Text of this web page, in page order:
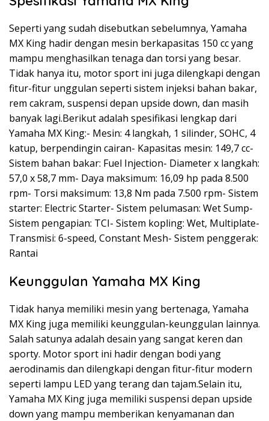
Seperti yang sudah disebutkan sebelumnya, Yamaha
MX King hadir dengan mesin berkapasitas 150 cc yang
mampu menghasilkan tenaga dan torsi yang besar.
Tidak hanya itu, motor sport ini juga dilengkapi dengan
fitur-fitur unggulan seperti sistem injeksi bahan bakar,
rem cakram, suspensi depan upside down, dan masih
banyak lagi.Berikut adalah spesifikasi lengkap dari
Yamaha MX King:- Mesin: 4 langkah, 1 silinder, SOHC, 4
katup, berpendingin cairan- Kapasitas mesin: 149,7 cc-
Sistem bahan bakar: Fuel Injection- Diameter x langkah:
57,0 x 58,7 mm- Daya maksimum: 16,09 hp pada 8.500
rpm- Torsi maksimum: 13,8 Nm pada 7.500 rpm- Sistem
starter: Electric Starter- Sistem pelumasan: Wet Sump-
Sistem pengapian: TCI- Sistem kopling: Wet, Multiplate-
Transmisi: 6-speed, Constant Mesh- Sistem penggerak:
Rantai
Keunggulan Yamaha MX King
Tidak hanya memiliki mesin yang bertenaga, Yamaha
MX King juga memiliki keunggulan-keunggulan lainnya.
Salah satunya adalah desain yang sangat keren dan
sporty. Motor sport ini hadir dengan bodi yang
aerodinamis dan dilengkapi dengan fitur-fitur modern
seperti lampu LED yang terang dan tajam.Selain itu,
Yamaha MX King juga memiliki suspensi depan upside
down yang mampu memberikan kenyamanan dan